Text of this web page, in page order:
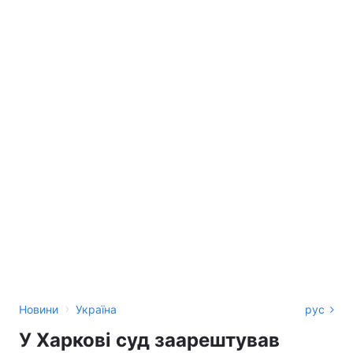
Новини › Україна рус
У Харкові суд заарештував